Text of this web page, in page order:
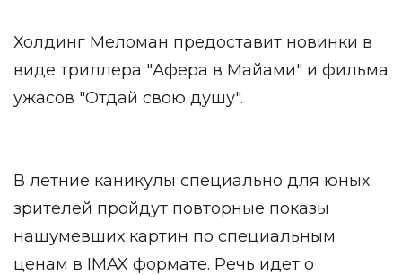
Холдинг Меломан предоставит новинки в
виде триллера "Афера в Майами" и фильма
ужасов "Отдай свою душу".
В летние каникулы специально для юных
зрителей пройдут повторные показы
нашумевших картин по специальным
ценам в IMAX формате. Речь идет о